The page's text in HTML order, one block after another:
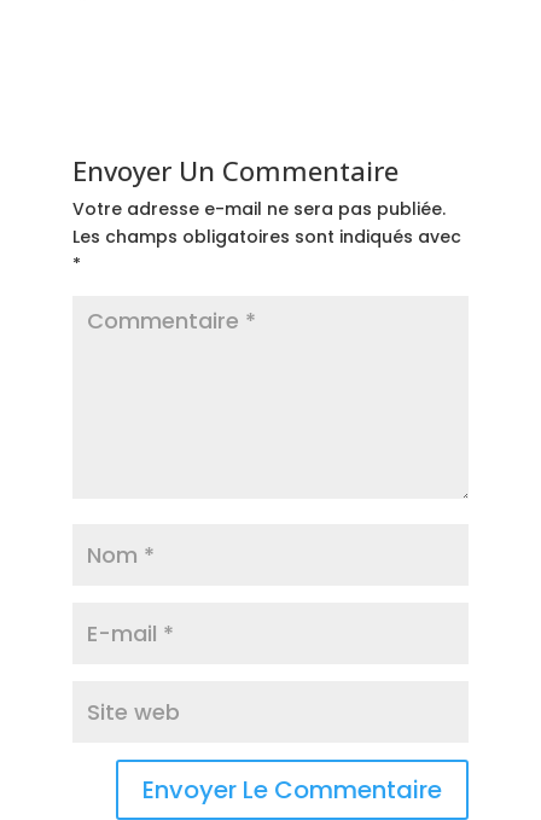
Envoyer Un Commentaire
Votre adresse e-mail ne sera pas publiée.
Les champs obligatoires sont indiqués avec
*